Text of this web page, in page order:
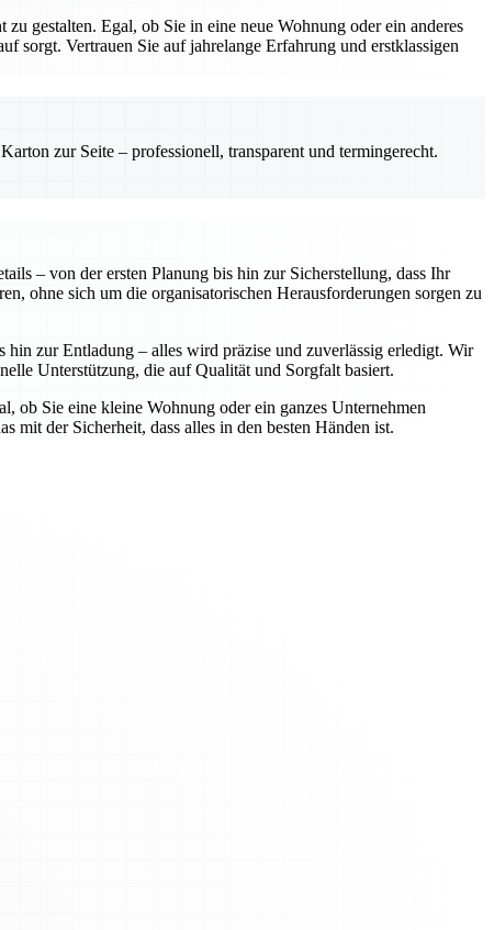
gestalten. Egal, ob Sie in eine neue Wohnung oder ein anderes
sorgt. Vertrauen Sie auf jahrelange Erfahrung und erstklassigen
zur Seite – professionell, transparent und termingerecht.
– von der ersten Planung bis hin zur Sicherstellung, dass Ihr
ohne sich um die organisatorischen Herausforderungen sorgen zu
hin zur Entladung – alles wird präzise und zuverlässig erledigt. Wir
Unterstützung, die auf Qualität und Sorgfalt basiert.
ob Sie eine kleine Wohnung oder ein ganzes Unternehmen
der Sicherheit, dass alles in den besten Händen ist.